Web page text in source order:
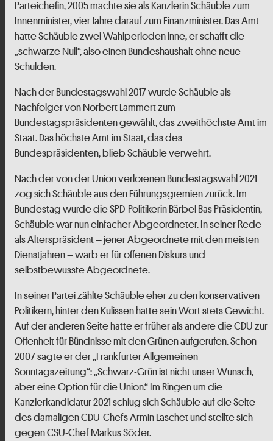
Parteichefin, 2005 machte sie als Kanzlerin Schäuble zum
Innenminister, vier Jahre darauf zum Finanzminister. Das Amt
hatte Schäuble zwei Wahlperioden inne, er schafft die
„schwarze Null“, also einen Bundeshaushalt ohne neue
Schulden.
Nach der Bundestagswahl 2017 wurde Schäuble als
Nachfolger von Norbert Lammert zum
Bundestagspräsidenten gewählt, das zweithöchste Amt im
Staat. Das höchste Amt im Staat, das des
Bundespräsidenten, blieb Schäuble verwehrt.
Nach der von der Union verlorenen Bundestagswahl 2021
zog sich Schäuble aus den Führungsgremien zurück. Im
Bundestag wurde die SPD-Politikerin Bärbel Bas Präsidentin,
Schäuble war nun einfacher Abgeordneter. In seiner Rede
als Alterspräsident – jener Abgeordnete mit den meisten
Dienstjahren – warb er für offenen Diskurs und
selbstbewusste Abgeordnete.
In seiner Partei zählte Schäuble eher zu den konservativen
Politikern, hinter den Kulissen hatte sein Wort stets Gewicht.
Auf der anderen Seite hatte er früher als andere die CDU zur
Offenheit für Bündnisse mit den Grünen aufgerufen. Schon
2007 sagte er der „Frankfurter Allgemeinen
Sonntagszeitung“: „Schwarz-Grün ist nicht unser Wunsch,
aber eine Option für die Union.“ Im Ringen um die
Kanzlerkandidatur 2021 schlug sich Schäuble auf die Seite
des damaligen CDU-Chefs Armin Laschet und stellte sich
gegen CSU-Chef Markus Söder.